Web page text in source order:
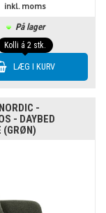
inkl. moms
På lager
Kolli á 2 stk.
-
- DAYBED
(GRØN)